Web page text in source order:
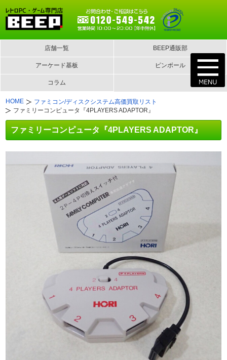
店舗一覧 BEEP通販部
アーケード基板 ピンボール
コラム
HOME
ファミコン/ディスクシステム高価買取リスト
ファミリーコンピュータ『4PLAYERS ADAPTOR』
ファミリーコンピュータ『4PLAYERS ADAPTOR』